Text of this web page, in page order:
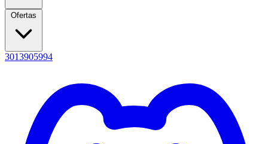
Ofertas
3013905994